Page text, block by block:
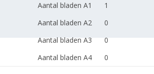
Aantal bladen A1
1
Aantal bladen A2
0
Aantal bladen A3
0
Aantal bladen A4
0